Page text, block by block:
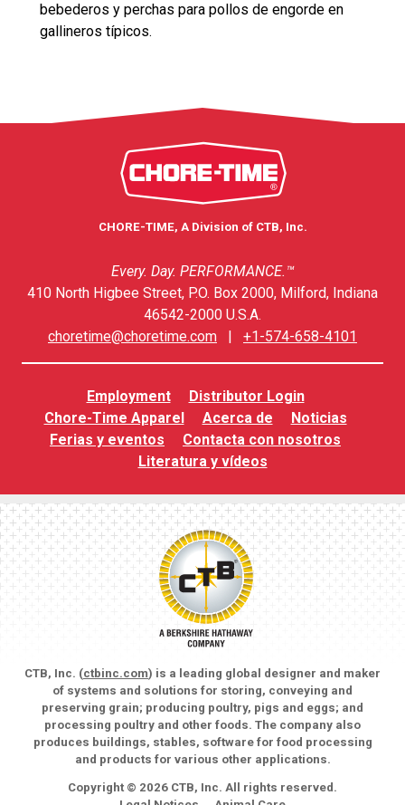
bebederos y perchas para pollos de engorde en
gallineros típicos.
CHORE-TIME, A Division of CTB, Inc.
Every. Day. PERFORMANCE.™
410 North Higbee Street, P.O. Box 2000, Milford, Indiana
46542-2000 U.S.A.
choretime@choretime.com
+1-574-658-4101
Employment
Distributor Login
Chore-Time Apparel
Acerca de
Noticias
Ferias y eventos
Contacta con nosotros
Literatura y vídeos
CTB, Inc. (ctbinc.com) is a leading global designer and maker
of systems and solutions for storing, conveying and
preserving grain; producing poultry, pigs and eggs; and
processing poultry and other foods. The company also
produces buildings, stables, software for food processing
and products for various other applications.
Copyright © 2026 CTB, Inc. All rights reserved.